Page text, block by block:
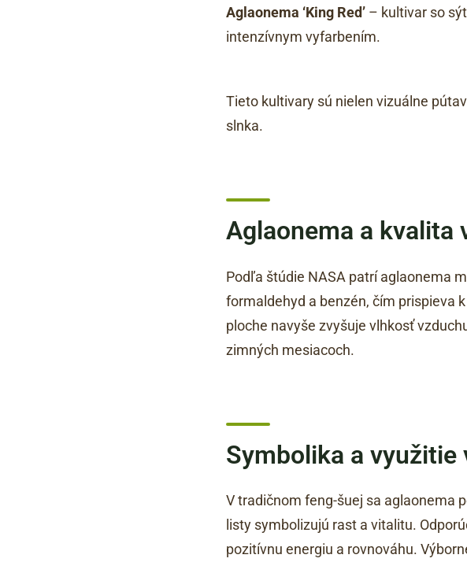
Aglaonema ‘King Red’ – kultivar so
intenzívnym vyfarbením.
Tieto kultivary sú nielen vizuálne
slnka.
Aglaonema a kvalita
Podľa štúdie NASA patrí aglaonema
formaldehyd a benzén, čím prispieva
ploche navyše zvyšuje vlhkosť
zimných mesiacoch.
Symbolika a využitie
V tradičnom feng-šuej sa aglaonema
listy symbolizujú rast a vitalitu.
pozitívnu energiu a rovnováhu.